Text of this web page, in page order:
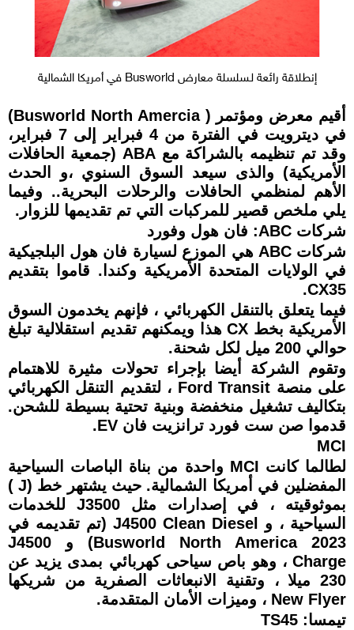
إنطلاقة رائعة لـسلسلة معارض Busworld في أمريكا الشمالية
أقيم معرض ومؤتمر ( Busworld North Amercia)
في ديترويت في الفترة من 4 فبراير إلى 7 فبراير،
وقد تم تنظيمه بالشراكة مع ABA (جمعية الحافلات
الأمريكية) والذى سيعد السوق السنوي ،و الحدث
الأهم لمنظمي الحافلات والرحلات البحرية.. وفيما
يلي ملخص قصير للمركبات التي تم تقديمها للزوار.
شركات ABC: فان هول وفورد
شركات ABC هي الموزع لسيارة فان هول البلجيكية
في الولايات المتحدة الأمريكية وكندا. قاموا بتقديم
CX35.
فيما يتعلق بالتنقل الكهربائي ، فإنهم يخدمون السوق
الأمريكية بخط CX هذا ويمكنهم تقديم استقلالية تبلغ
حوالي 200 ميل لكل شحنة.
وتقوم الشركة أيضا بإجراء تحولات مثيرة للاهتمام
على منصة Ford Transit ، لتقديم التنقل الكهربائي
بتكاليف تشغيل منخفضة وبنية تحتية بسيطة للشحن.
قدموا صن ست فورد ترانزيت فان EV.
MCI
لطالما كانت MCI واحدة من بناة الباصات السياحية
المفضلين في أمريكا الشمالية. حيث يشتهر خط (J )
بموثوقيته ، في إصدارات مثل J3500 للخدمات
السياحية ، و J4500 Clean Diesel (تم تقديمه في
Busworld North America 2023) و J4500
Charge ، وهو باص سياحى كهربائي بمدى يزيد عن
230 ميلا ، وتقنية الانبعاثات الصفرية من شريكها
New Flyer ، وميزات الأمان المتقدمة.
تيمسا: TS45